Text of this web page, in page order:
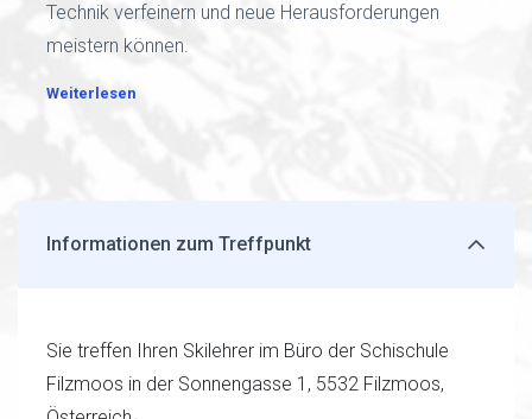
Technik verfeinern und neue Herausforderungen
meistern können.
Weiterlesen
Informationen zum Treffpunkt
Sie treffen Ihren Skilehrer im Büro der Schischule
Filzmoos in der Sonnengasse 1, 5532 Filzmoos,